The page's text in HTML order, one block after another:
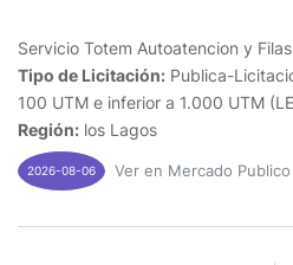
Servicio Totem Autoatencion y
Tipo de Licitación: Publica-
100 UTM e inferior a 1.000 UTM
Región: los Lagos
2026-08-06 Ver en Mercado Publico